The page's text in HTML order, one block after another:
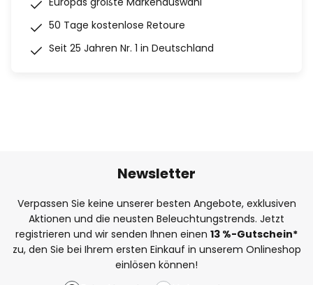
50 Tage kostenlose Retoure
Seit 25 Jahren Nr. 1 in Deutschland
Newsletter
Verpassen Sie keine unserer besten Angebote, exklusiven
Aktionen und die neusten Beleuchtungstrends. Jetzt
registrieren und wir senden Ihnen einen 13 %-Gutschein*
zu, den Sie bei Ihrem ersten Einkauf in unserem Onlineshop
einlösen können!